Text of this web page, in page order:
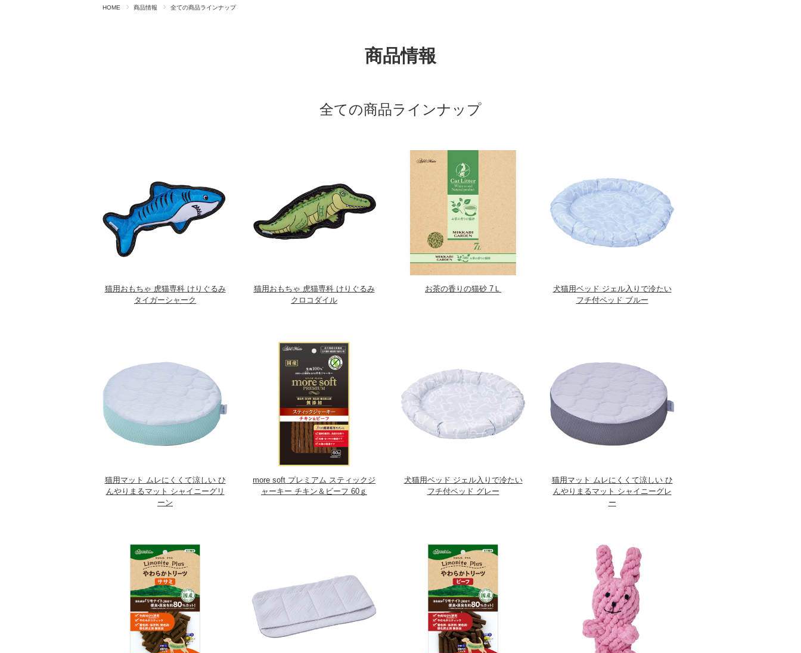
HOME 商品情報 全ての商品ラインナップ
商品情報
全ての商品ラインナップ
猫用おもちゃ 虎猫専科 けりぐるみ
タイガーシャーク
猫用おもちゃ 虎猫専科 けりぐるみ
クロコダイル
お茶の香りの猫砂 7Ｌ
犬猫用ベッド ジェル入りで冷たい
フチ付ベッド ブルー
猫用マット ムレにくくて涼しい ひ
んやりまるマット シャイニーグリ
ーン
more soft プレミアム スティックジ
ャーキー チキン＆ビーフ 60ｇ
犬猫用ベッド ジェル入りで冷たい
フチ付ベッド グレー
猫用マット ムレにくくて涼しい ひ
んやりまるマット シャイニーグレ
ー